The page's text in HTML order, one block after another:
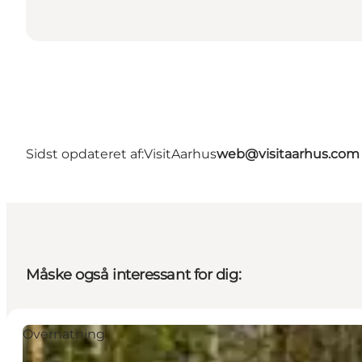
Sidst opdateret af:VisitAarhusweb@visitaarhus.com
Måske også interessant for dig:
Overnatning